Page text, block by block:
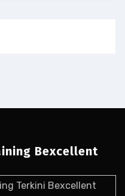
Bexcellent
Terkini Bexcellent